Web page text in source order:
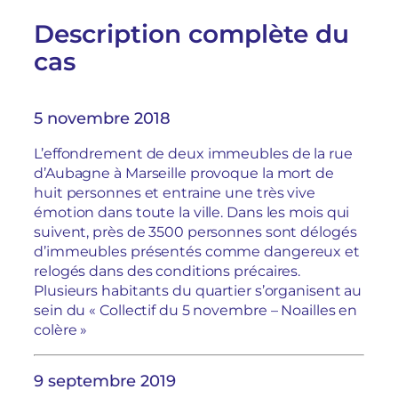
Description complète du
cas
5 novembre 2018
L’effondrement de deux immeubles de la rue
d’Aubagne à Marseille provoque la mort de
huit personnes et entraine une très vive
émotion dans toute la ville. Dans les mois qui
suivent, près de 3500 personnes sont délogés
d’immeubles présentés comme dangereux et
relogés dans des conditions précaires.
Plusieurs habitants du quartier s’organisent au
sein du « Collectif du 5 novembre – Noailles en
colère »
9 septembre 2019